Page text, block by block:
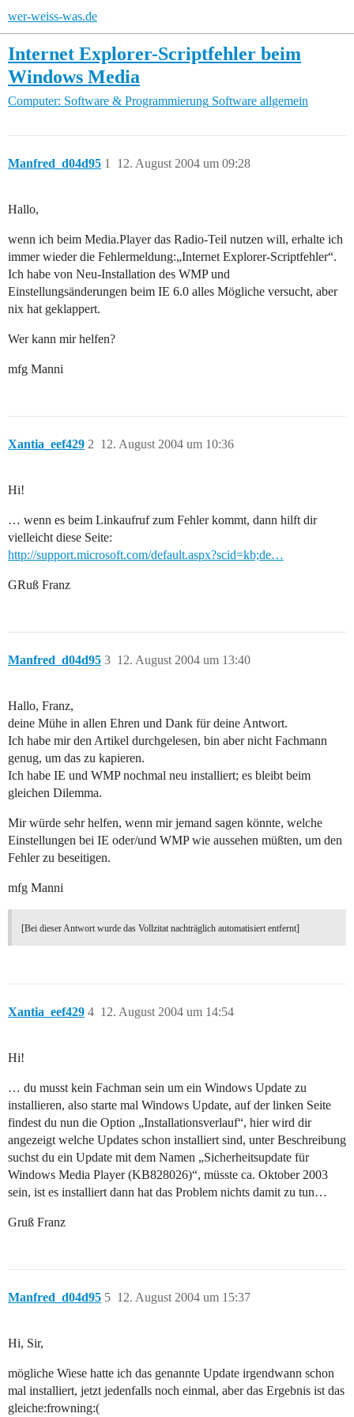
wer-weiss-was.de
Internet Explorer-Scriptfehler beim
Windows Media
Computer: Software & Programmierung Software allgemein
Manfred_d04d95 12. August 2004 um 09:28
1
Hallo,
wenn ich beim Media.Player das Radio-Teil nutzen will, erhalte ich
immer wieder die Fehlermeldung:„Internet Explorer-Scriptfehler“.
Ich habe von Neu-Installation des WMP und
Einstellungsänderungen beim IE 6.0 alles Mögliche versucht, aber
nix hat geklappert.
Wer kann mir helfen?
mfg Manni
Xantia_eef429 12. August 2004 um 10:36
2
Hi!
… wenn es beim Linkaufruf zum Fehler kommt, dann hilft dir
vielleicht diese Seite:
http://support.microsoft.com/default.aspx?scid=kb;de…
GRuß Franz
Manfred_d04d95 12. August 2004 um 13:40
3
Hallo, Franz,
deine Mühe in allen Ehren und Dank für deine Antwort.
Ich habe mir den Artikel durchgelesen, bin aber nicht Fachmann
genug, um das zu kapieren.
Ich habe IE und WMP nochmal neu installiert; es bleibt beim
gleichen Dilemma.
Mir würde sehr helfen, wenn mir jemand sagen könnte, welche
Einstellungen bei IE oder/und WMP wie aussehen müßten, um den
Fehler zu beseitigen.
mfg Manni
[Bei dieser Antwort wurde das Vollzitat nachträglich automatisiert entfernt]
Xantia_eef429 12. August 2004 um 14:54
4
Hi!
… du musst kein Fachman sein um ein Windows Update zu
installieren, also starte mal Windows Update, auf der linken Seite
findest du nun die Option „Installationsverlauf“, hier wird dir
angezeigt welche Updates schon installiert sind, unter Beschreibung
suchst du ein Update mit dem Namen „Sicherheitsupdate für
Windows Media Player (KB828026)“, müsste ca. Oktober 2003
sein, ist es installiert dann hat das Problem nichts damit zu tun…
Gruß Franz
Manfred_d04d95 12. August 2004 um 15:37
5
Hi, Sir,
mögliche Wiese hatte ich das genannte Update irgendwann schon
mal installiert, jetzt jedenfalls noch einmal, aber das Ergebnis ist das
gleiche:frowning:(